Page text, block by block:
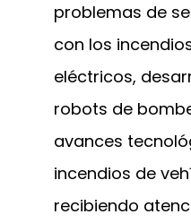
problemas de
con los
eléctricos,
robots de
avances
incendios de
recibiendo